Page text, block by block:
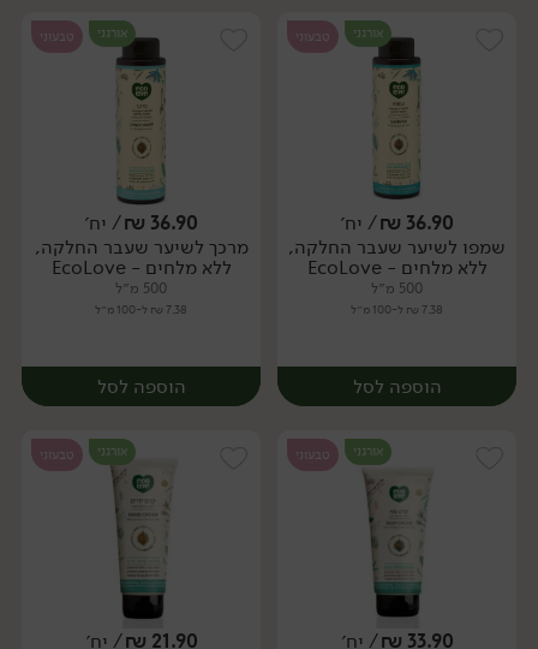
יח׳ יח׳
אורגני טבעוני
36.90
₪/ יח׳
שמפו לשיער שעבר החלקה,
ללא מלחים - EcoLove
500 מ״ל
7.38 ₪ ל-100 מ״ל
הוספה לסל
אורגני טבעוני
36.90
₪/ יח׳
מרכך לשיער שעבר החלקה,
ללא מלחים - EcoLove
500 מ״ל
7.38 ₪ ל-100 מ״ל
הוספה לסל
אורגני טבעוני
33.90
₪/ יח׳
אורגני טבעוני
21.90
₪/ יח׳